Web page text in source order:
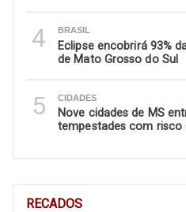
4 BRASIL
Eclipse encobrirá 93%
de Mato Grosso do Sul
5 CIDADES
Nove cidades de MS
tempestades com risco
RECADOS